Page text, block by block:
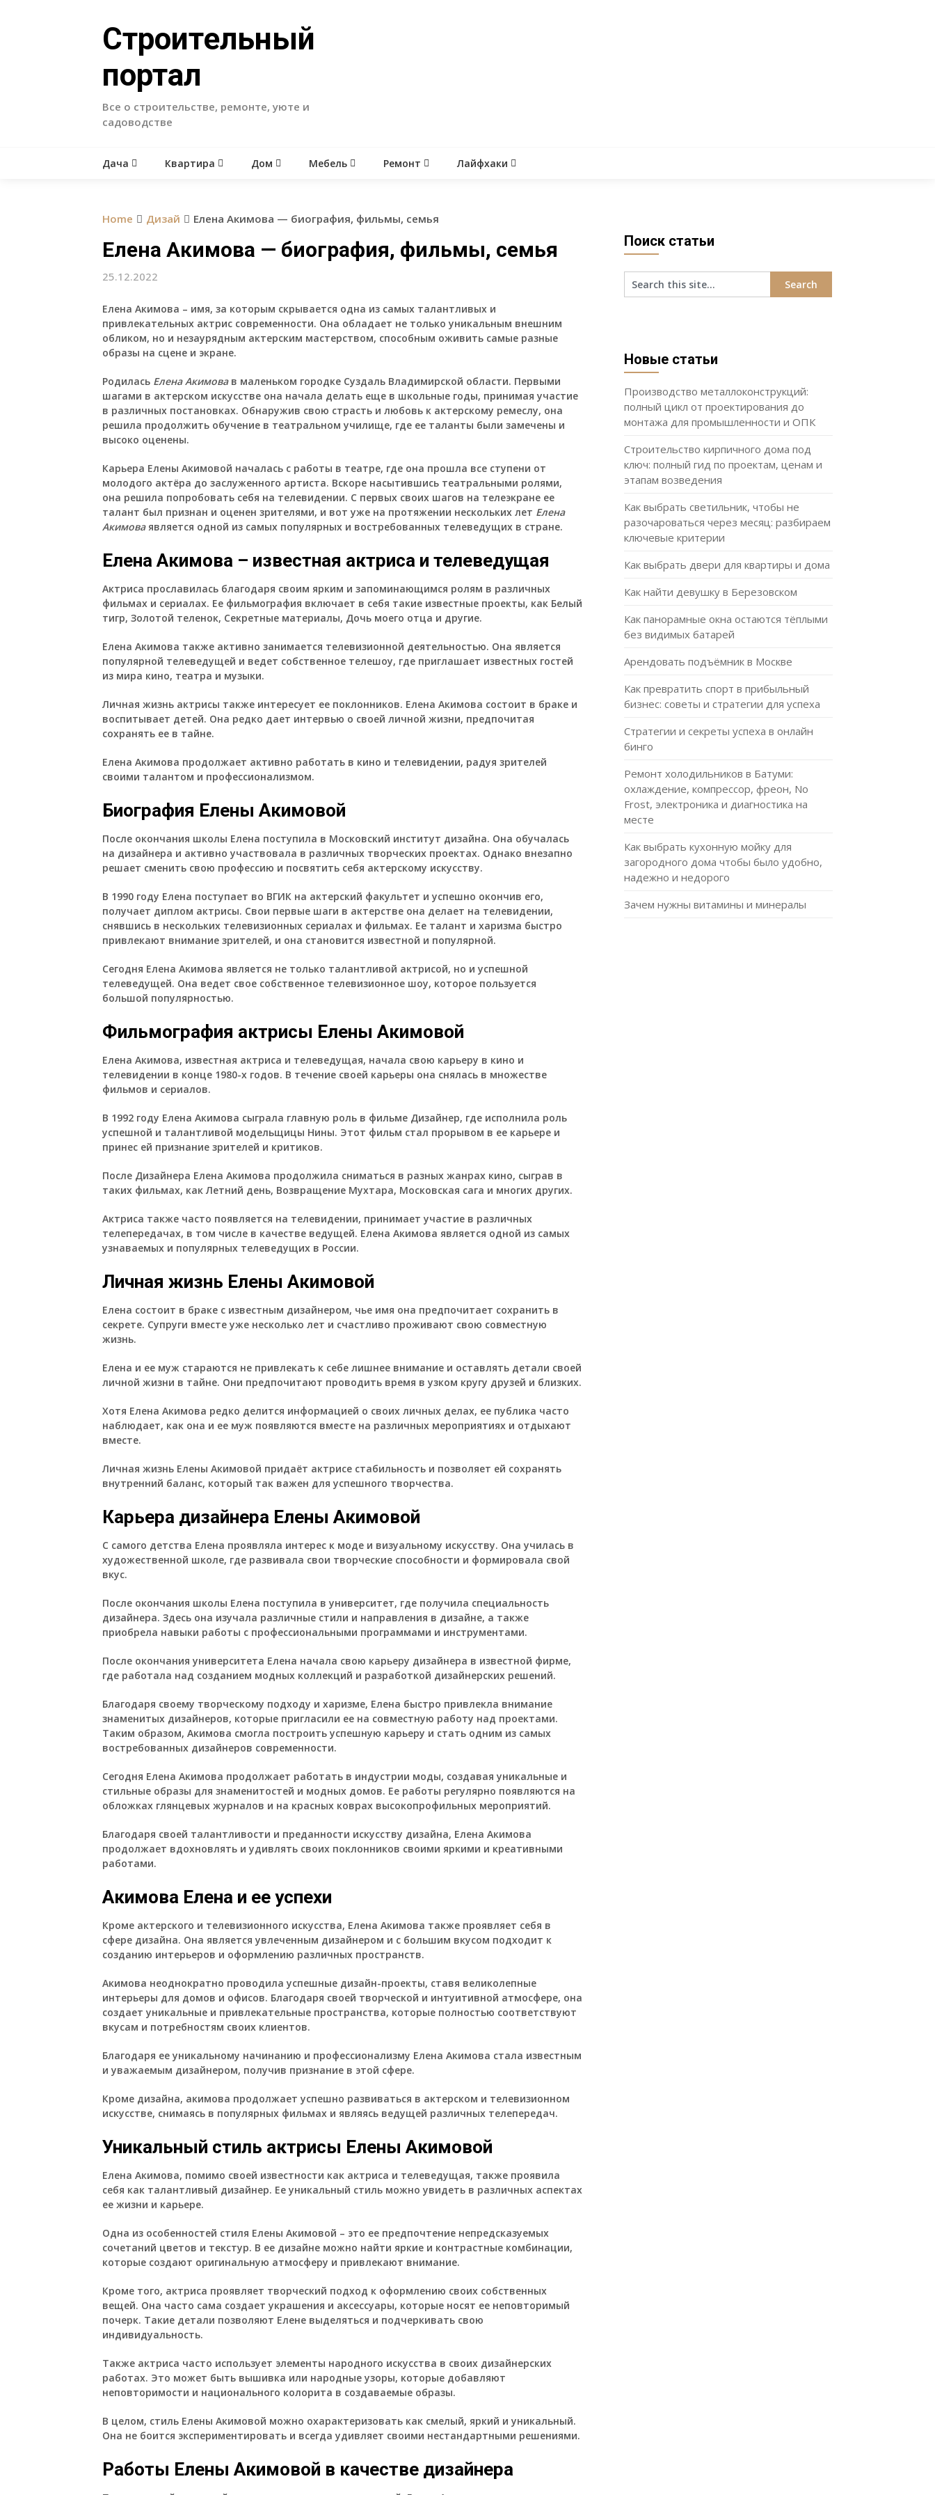
Строительный
портал
Все о строительстве, ремонте, уюте и
садоводстве
Дача Квартира Дом Мебель Ремонт Лайфхаки
Home Дизай Елена Акимова — биография, фильмы, семья
Елена Акимова — биография, фильмы, семья
25.12.2022
Елена Акимова – имя, за которым скрывается одна из самых талантливых и
привлекательных актрис современности. Она обладает не только уникальным внешним
обликом, но и незаурядным актерским мастерством, способным оживить самые разные
образы на сцене и экране.
Родилась Елена Акимовав маленьком городке Суздаль Владимирской области. Первыми
шагами в актерском искусстве она начала делать еще в школьные годы, принимая участие
в различных постановках. Обнаружив свою страсть и любовь к актерскому ремеслу, она
решила продолжить обучение в театральном училище, где ее таланты были замечены и
высоко оценены.
Карьера Елены Акимовой началась с работы в театре, где она прошла все ступени от
молодого актёра до заслуженного артиста. Вскоре насытившись театральными ролями,
она решила попробовать себя на телевидении. С первых своих шагов на телеэкране ее
талант был признан и оценен зрителями, и вот уже на протяжении нескольких лет Елена
Акимоваявляется одной из самых популярных и востребованных телеведущих в стране.
Елена Акимова – известная актриса и телеведущая
Актриса прославилась благодаря своим ярким и запоминающимся ролям в различных
фильмах и сериалах. Ее фильмография включает в себя такие известные проекты, как Белый
тигр, Золотой теленок, Секретные материалы, Дочь моего отца и другие.
Елена Акимова также активно занимается телевизионной деятельностью. Она является
популярной телеведущей и ведет собственное телешоу, где приглашает известных гостей
из мира кино, театра и музыки.
Личная жизнь актрисы также интересует ее поклонников. Елена Акимова состоит в браке и
воспитывает детей. Она редко дает интервью о своей личной жизни, предпочитая
сохранять ее в тайне.
Елена Акимова продолжает активно работать в кино и телевидении, радуя зрителей
своими талантом и профессионализмом.
Биография Елены Акимовой
После окончания школы Елена поступила в Московский институт дизайна. Она обучалась
на дизайнера и активно участвовала в различных творческих проектах. Однако внезапно
решает сменить свою профессию и посвятить себя актерскому искусству.
В 1990 году Елена поступает во ВГИК на актерский факультет и успешно окончив его,
получает диплом актрисы. Свои первые шаги в актерстве она делает на телевидении,
снявшись в нескольких телевизионных сериалах и фильмах. Ее талант и харизма быстро
привлекают внимание зрителей, и она становится известной и популярной.
Сегодня Елена Акимова является не только талантливой актрисой, но и успешной
телеведущей. Она ведет свое собственное телевизионное шоу, которое пользуется
большой популярностью.
Фильмография актрисы Елены Акимовой
Елена Акимова, известная актриса и телеведущая, начала свою карьеру в кино и
телевидении в конце 1980-х годов. В течение своей карьеры она снялась в множестве
фильмов и сериалов.
В 1992 году Елена Акимова сыграла главную роль в фильме Дизайнер, где исполнила роль
успешной и талантливой модельщицы Нины. Этот фильм стал прорывом в ее карьере и
принес ей признание зрителей и критиков.
После Дизайнера Елена Акимова продолжила сниматься в разных жанрах кино, сыграв в
таких фильмах, как Летний день, Возвращение Мухтара, Московская сага и многих других.
Актриса также часто появляется на телевидении, принимает участие в различных
телепередачах, в том числе в качестве ведущей. Елена Акимова является одной из самых
узнаваемых и популярных телеведущих в России.
Личная жизнь Елены Акимовой
Елена состоит в браке с известным дизайнером, чье имя она предпочитает сохранить в
секрете. Супруги вместе уже несколько лет и счастливо проживают свою совместную
жизнь.
Елена и ее муж стараются не привлекать к себе лишнее внимание и оставлять детали своей
личной жизни в тайне. Они предпочитают проводить время в узком кругу друзей и близких.
Хотя Елена Акимова редко делится информацией о своих личных делах, ее публика часто
наблюдает, как она и ее муж появляются вместе на различных мероприятиях и отдыхают
вместе.
Личная жизнь Елены Акимовой придаёт актрисе стабильность и позволяет ей сохранять
внутренний баланс, который так важен для успешного творчества.
Карьера дизайнера Елены Акимовой
С самого детства Елена проявляла интерес к моде и визуальному искусству. Она училась в
художественной школе, где развивала свои творческие способности и формировала свой
вкус.
После окончания школы Елена поступила в университет, где получила специальность
дизайнера. Здесь она изучала различные стили и направления в дизайне, а также
приобрела навыки работы с профессиональными программами и инструментами.
После окончания университета Елена начала свою карьеру дизайнера в известной фирме,
где работала над созданием модных коллекций и разработкой дизайнерских решений.
Благодаря своему творческому подходу и харизме, Елена быстро привлекла внимание
знаменитых дизайнеров, которые пригласили ее на совместную работу над проектами.
Таким образом, Акимова смогла построить успешную карьеру и стать одним из самых
востребованных дизайнеров современности.
Сегодня Елена Акимова продолжает работать в индустрии моды, создавая уникальные и
стильные образы для знаменитостей и модных домов. Ее работы регулярно появляются на
обложках глянцевых журналов и на красных коврах высокопрофильных мероприятий.
Благодаря своей талантливости и преданности искусству дизайна, Елена Акимова
продолжает вдохновлять и удивлять своих поклонников своими яркими и креативными
работами.
Акимова Елена и ее успехи
Кроме актерского и телевизионного искусства, Елена Акимова также проявляет себя в
сфере дизайна. Она является увлеченным дизайнером и с большим вкусом подходит к
созданию интерьеров и оформлению различных пространств.
Акимова неоднократно проводила успешные дизайн-проекты, ставя великолепные
интерьеры для домов и офисов. Благодаря своей творческой и интуитивной атмосфере, она
создает уникальные и привлекательные пространства, которые полностью соответствуют
вкусам и потребностям своих клиентов.
Благодаря ее уникальному начинанию и профессионализму Елена Акимова стала известным
и уважаемым дизайнером, получив признание в этой сфере.
Кроме дизайна, акимова продолжает успешно развиваться в актерском и телевизионном
искусстве, снимаясь в популярных фильмах и являясь ведущей различных телепередач.
Уникальный стиль актрисы Елены Акимовой
Елена Акимова, помимо своей известности как актриса и телеведущая, также проявила
себя как талантливый дизайнер. Ее уникальный стиль можно увидеть в различных аспектах
ее жизни и карьере.
Одна из особенностей стиля Елены Акимовой – это ее предпочтение непредсказуемых
сочетаний цветов и текстур. В ее дизайне можно найти яркие и контрастные комбинации,
которые создают оригинальную атмосферу и привлекают внимание.
Кроме того, актриса проявляет творческий подход к оформлению своих собственных
вещей. Она часто сама создает украшения и аксессуары, которые носят ее неповторимый
почерк. Такие детали позволяют Елене выделяться и подчеркивать свою
индивидуальность.
Также актриса часто использует элементы народного искусства в своих дизайнерских
работах. Это может быть вышивка или народные узоры, которые добавляют
неповторимости и национального колорита в создаваемые образы.
В целом, стиль Елены Акимовой можно охарактеризовать как смелый, яркий и уникальный.
Она не боится экспериментировать и всегда удивляет своими нестандартными решениями.
Работы Елены Акимовой в качестве дизайнера
Поиск статьи
Новые статьи
Производство металлоконструкций:
полный цикл от проектирования до
монтажа для промышленности и ОПК
Строительство кирпичного дома под
ключ: полный гид по проектам, ценам и
этапам возведения
Как выбрать светильник, чтобы не
разочароваться через месяц: разбираем
ключевые критерии
Как выбрать двери для квартиры и дома
Как найти девушку в Березовском
Как панорамные окна остаются тёплыми
без видимых батарей
Арендовать подъёмник в Москве
Как превратить спорт в прибыльный
бизнес: советы и стратегии для успеха
Стратегии и секреты успеха в онлайн
бинго
Ремонт холодильников в Батуми:
охлаждение, компрессор, фреон, No
Frost, электроника и диагностика на
месте
Как выбрать кухонную мойку для
загородного дома чтобы было удобно,
надежно и недорого
Зачем нужны витамины и минералы